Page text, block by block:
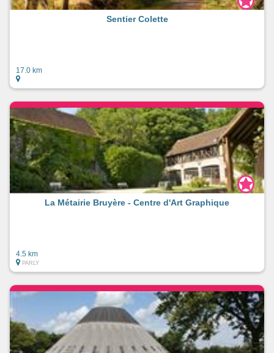
Sentier Colette
17.0 km
La Métairie Bruyère - Centre d'Art Graphique
4.5 km
PARLY